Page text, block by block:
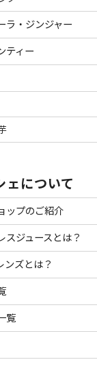
ラ・ジンジャー
ティー
ェについて
ップのご紹介
スジュースとは？
ンズとは？
覧